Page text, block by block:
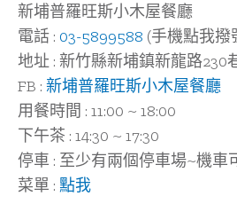
新埔普羅旺斯小木屋餐廳
電話 : 03-5899588 (手機點我撥
地址 : 新竹縣新埔鎮新龍路230
FB : 新埔普羅旺斯小木屋餐廳
用餐時間 : 11:00 ~ 18:00
下午茶 : 14:30 ~ 17:30
停車 : 至少有兩個停車場~機車
菜單 : 點我